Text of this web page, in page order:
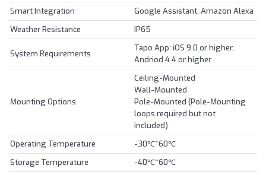
Smart Integration
Google Assistant, Amazon Alexa
Weather Resistance
IP65
System Requirements
Tapo App: iOS 9.0 or higher,
Andriod 4.4 or higher
Mounting Options
Ceiling-Mounted
Wall-Mounted
Pole-Mounted (Pole-Mounting
loops required but not
included)
Operating Temperature
-30℃~60℃
Storage Temperature
-40℃~60℃